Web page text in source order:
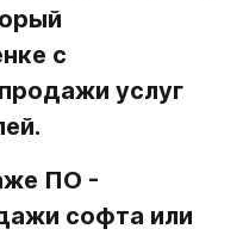
с
услуг
ПО -
софта или